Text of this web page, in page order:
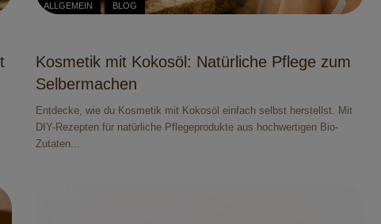
ALLGEMEIN BLOG
Kosmetik mit Kokosöl: Natürliche Pflege zum
Selbermachen
Entdecke, wie du Kosmetik mit Kokosöl einfach selbst herstellst. Mit
DIY-Rezepten für natürliche Pflegeprodukte aus hochwertigen Bio-
Zutaten...